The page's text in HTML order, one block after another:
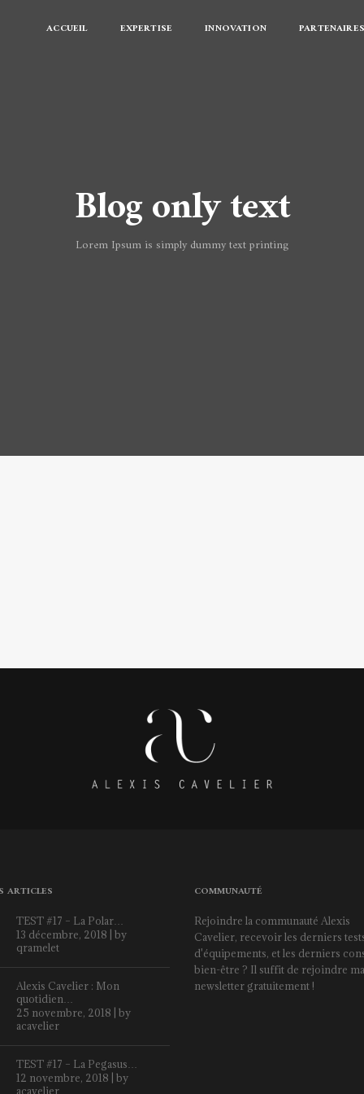
ACCUEIL EXPERTISE INNOVATION PARTENAIRES
Blog only text
Lorem Ipsum is simply dummy text printing
ARTICLES
TEST #17 – La Polar…
13 décembre, 2018 | by
qramelet
Alexis Cavelier : Mon
quotidien…
25 novembre, 2018 | by
acavelier
TEST #17 – La Pegasus…
12 novembre, 2018 | by
acavelier
COMMUNAUTÉ
Rejoindre la communauté Alexis
Cavelier, recevoir les derniers
d'équipements, et les derniers
bien-être ? Il suffit de rejoindre ma
newsletter gratuitement !